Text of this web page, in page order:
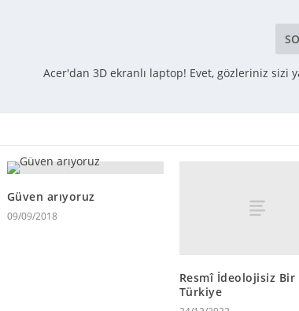
Acer'dan 3D ekranlı laptop! Evet, gözleriniz sizi
Güven arıyoruz
09/09/2018
Resmî İdeolojisiz Bir
Türkiye